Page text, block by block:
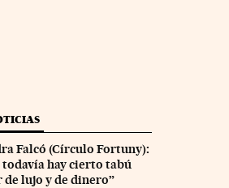
Falcó (Círculo Fortuny):
todavía hay cierto tabú
de lujo y de dinero”